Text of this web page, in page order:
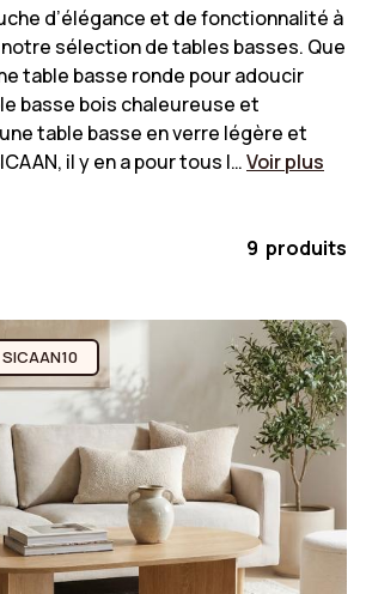
d’élégance et de fonctionnalité à
sélection de tables basses. Que
table basse ronde pour adoucir
basse bois chaleureuse et
table basse en verre légère et
il y en a pour tous l…Voir plus
9 produits
SICAAN10